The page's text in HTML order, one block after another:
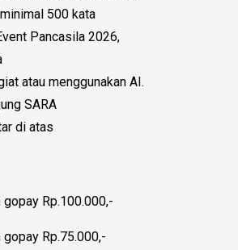
500 kata
Pancasila 2026,
atau menggunakan AI.
SARA
di atas
gopay Rp.100.000,-
gopay Rp.75.000,-